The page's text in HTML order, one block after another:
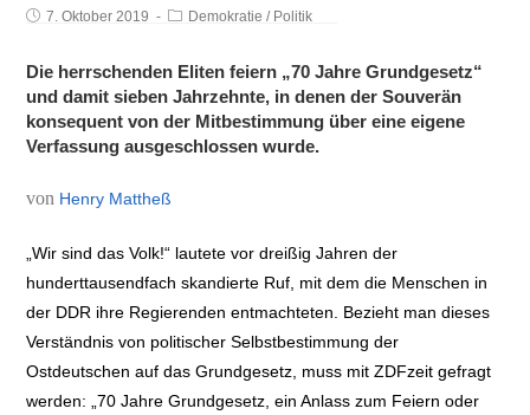
7. Oktober 2019 Demokratie / Politik
Die herrschenden Eliten feiern „70 Jahre Grundgesetz“
und damit sieben Jahrzehnte, in denen der Souverän
konsequent von der Mitbestimmung über eine eigene
Verfassung ausgeschlossen wurde.
von Henry Mattheß
„Wir sind das Volk!“ lautete vor dreißig Jahren der
hunderttausendfach skandierte Ruf, mit dem die Menschen in
der DDR ihre Regierenden entmachteten. Bezieht man dieses
Verständnis von politischer Selbstbestimmung der
Ostdeutschen auf das Grundgesetz, muss mit ZDFzeit gefragt
werden: „70 Jahre Grundgesetz, ein Anlass zum Feiern oder